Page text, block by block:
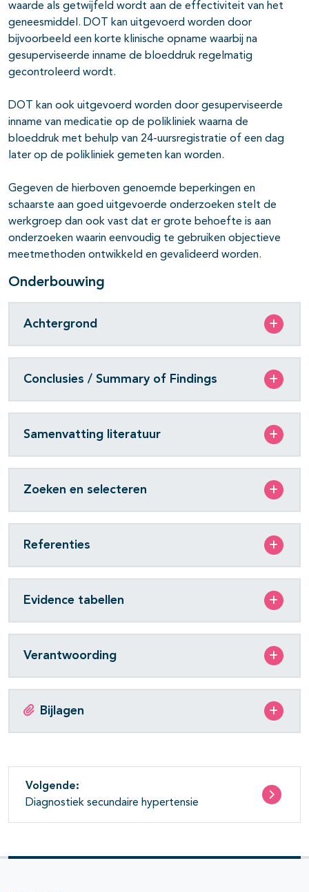
waarde als getwijfeld wordt aan de effectiviteit van het
geneesmiddel. DOT kan uitgevoerd worden door
bijvoorbeeld een korte klinische opname waarbij na
gesuperviseerde inname de bloeddruk regelmatig
gecontroleerd wordt.
DOT kan ook uitgevoerd worden door gesuperviseerde
inname van medicatie op de polikliniek waarna de
bloeddruk met behulp van 24-uursregistratie of een dag
later op de polikliniek gemeten kan worden.
Gegeven de hierboven genoemde beperkingen en
schaarste aan goed uitgevoerde onderzoeken stelt de
werkgroep dan ook vast dat er grote behoefte is aan
onderzoeken waarin eenvoudig te gebruiken objectieve
meetmethoden ontwikkeld en gevalideerd worden.
Onderbouwing
Achtergrond
Conclusies / Summary of Findings
Samenvatting literatuur
Zoeken en selecteren
Referenties
Evidence tabellen
Verantwoording
Bijlagen
Volgende:
Diagnostiek secundaire hypertensie